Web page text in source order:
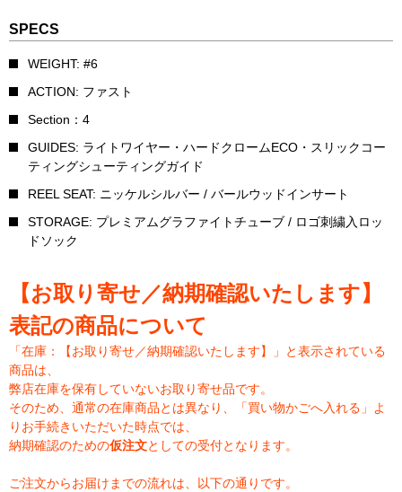
SPECS
WEIGHT: #6
ACTION: ファスト
Section：4
GUIDES: ライトワイヤー・ハードクロームECO・スリックコー
ティングシューティングガイド
REEL SEAT: ニッケルシルバー / バールウッドインサート
STORAGE: プレミアムグラファイトチューブ / ロゴ刺繍入ロッ
ドソック
【お取り寄せ／納期確認いたします】
表記の商品について
「在庫：【お取り寄せ／納期確認いたします】」と表示されている
商品は、
弊店在庫を保有していないお取り寄せ品です。
そのため、通常の在庫商品とは異なり、「買い物かごへ入れる」よ
りお手続きいただいた時点では、
納期確認のための仮注文としての受付となります。
ご注文からお届けまでの流れは、以下の通りです。